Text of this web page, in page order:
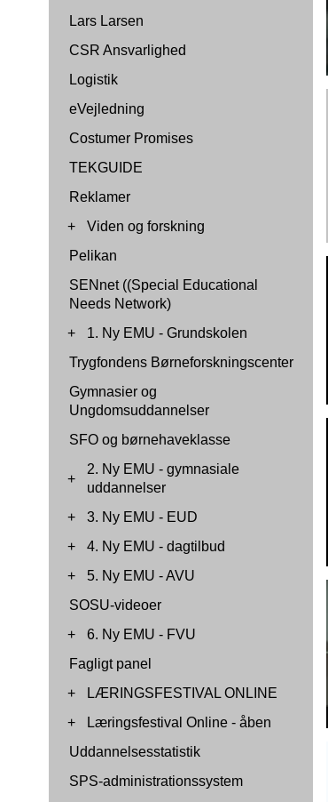
Lars Larsen
CSR Ansvarlighed
Logistik
eVejledning
Costumer Promises
TEKGUIDE
Reklamer
+
Viden og forskning
Pelikan
SENnet ((Special Educational
Needs Network)
+
1. Ny EMU - Grundskolen
Trygfondens Børneforskningscenter
Gymnasier og
Ungdomsuddannelser
SFO og børnehaveklasse
+
2. Ny EMU - gymnasiale
uddannelser
+
3. Ny EMU - EUD
+
4. Ny EMU - dagtilbud
+
5. Ny EMU - AVU
SOSU-videoer
+
6. Ny EMU - FVU
Fagligt panel
+
LÆRINGSFESTIVAL ONLINE
+
Læringsfestival Online - åben
Uddannelsesstatistik
SPS-administrationssystem